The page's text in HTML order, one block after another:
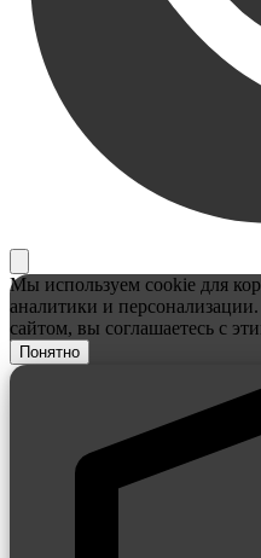
Мы используем cookie для
аналитики и
сайтом, вы соглашаетесь с
Понятно